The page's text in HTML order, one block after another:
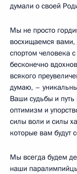
думали о своей
Мы не просто
восхищаемся вами,
спортом человека
бесконечно
всякого
думаю, –
Ваши судьбы и
оптимизм и
силы воли и силы
которые вам будут
Мы всегда будем
наши